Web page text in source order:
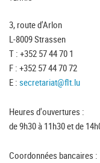
3, route d'Arlon
L-8009 Strassen
T : +352 57 44 70 1
F : +352 57 44 70 72
E : secretariat@flt.lu
Heures d'ouvertures :
de 9h30 à 11h30 et de
Coordonnées bancaires :